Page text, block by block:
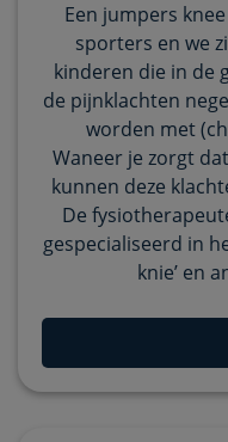
Een jumpers
sporters en we
kinderen die in de
de pijnklachten
worden met
Waneer je zorgt
kunnen deze
De
gespecialiseerd in
knie’ en